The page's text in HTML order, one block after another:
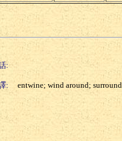
:
: entwine; wind around; surround